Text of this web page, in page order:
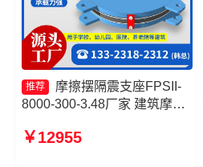
推荐
摩擦摆隔震支座FPSII-
8000-300-3.48厂家 建筑摩擦
隔震支座FPSII-9000-400-
￥12955